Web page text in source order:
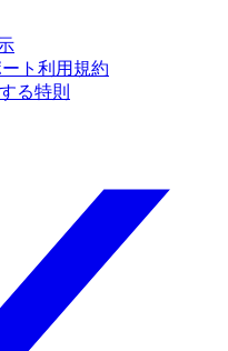
ト利用規約
る特則